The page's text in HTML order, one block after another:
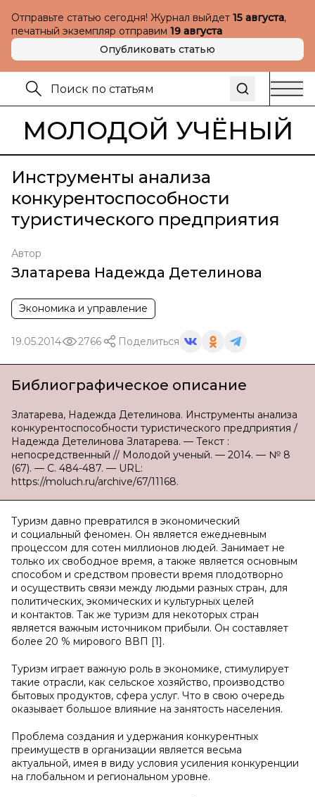
Отправьте статью сегодня! Журнал выйдет 15 августа,
печатный экземпляр отправим 19 августа
Опубликовать статью
МОЛОДОЙ УЧЁНЫЙ
Инструменты анализа
конкурентоспособности
туристического предприятия
Автор
Златарева Надежда Детелинова
Экономика и управление
19.05.2014 2766 Поделиться
Библиографическое описание
Златарева, Надежда Детелинова. Инструменты анализа
конкурентоспособности туристического предприятия /
Надежда Детелинова Златарева. — Текст :
непосредственный // Молодой ученый. — 2014. — № 8
(67). — С. 484-487. — URL:
https://moluch.ru/archive/67/11168.
Туризм давно превратился в экономический
и социальный феномен. Он является ежедневным
процессом для сотен миллионов людей. Занимает не
только их свободное время, а также является основным
способом и средством провести время плодотворно
и осуществить связи между людьми разных стран, для
политических, экомических и культурных целей
и контактов. Так же туризм для некоторых стран
является важным источником прибыли. Он составляет
более 20 % мирового ВВП [1].
Туризм играет важную роль в экономике, стимулирует
такие отрасли, как сельское хозяйство, производство
бытовых продуктов, сфера услуг. Что в свою очередь
оказывает большое влияние на занятость населения.
Проблема создания и удержания конкурентных
преимуществ в организации является весьма
актуальной, имея в виду условия усиления конкуренции
на глобальном и региональном уровне.